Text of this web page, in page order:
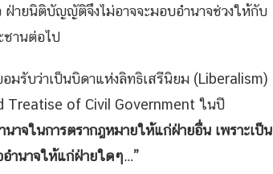
ายนิติบัญญัติจึงไม่อาจจะมอบอำนาจช่วงให้กับ
ชานต่อไป
มรับว่าเป็นบิดาแห่งลิทธิเสรีนิยม (Liberalism)
Treatise of Civil Government ในปี
าจในการตรากฎหมายให้แก่ฝ่ายอื่น เพราะเป็น
อำนาจให้แก่ฝ่ายใดๆ…”